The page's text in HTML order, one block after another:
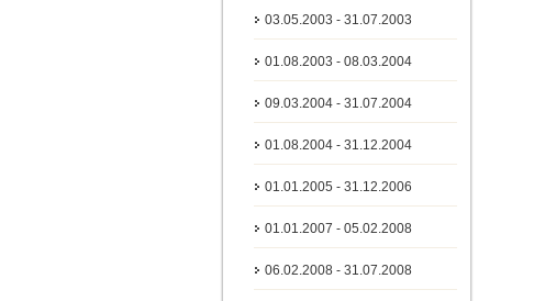
03.05.2003 - 31.07.2003
01.08.2003 - 08.03.2004
09.03.2004 - 31.07.2004
01.08.2004 - 31.12.2004
01.01.2005 - 31.12.2006
01.01.2007 - 05.02.2008
06.02.2008 - 31.07.2008